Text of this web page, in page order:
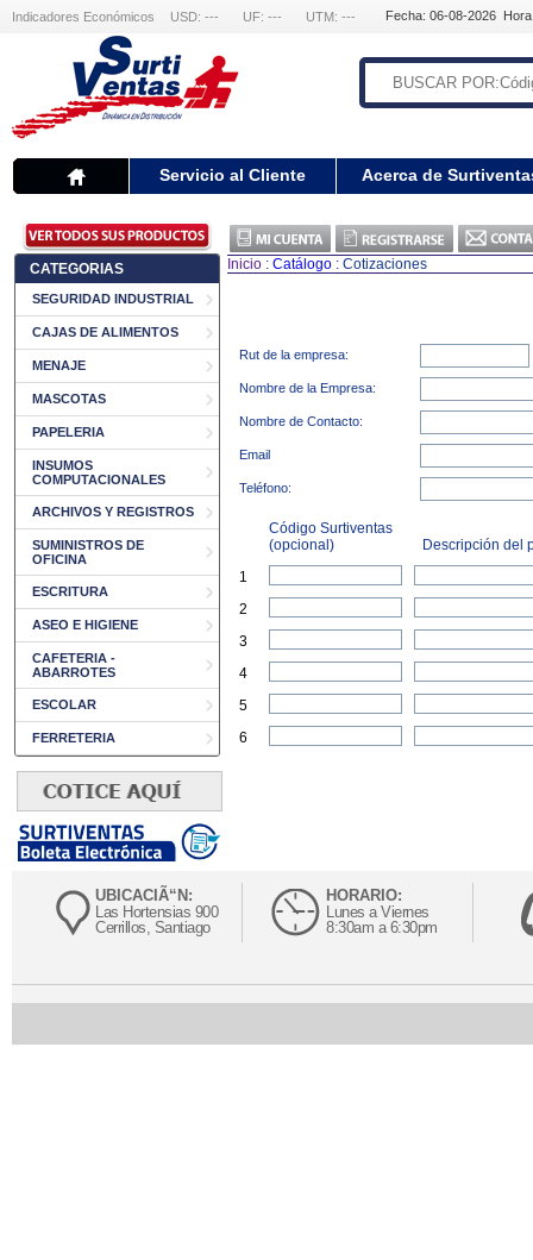
Indicadores Económicos USD: --- UF: --- UTM: --- Fecha: 06-08-2026
Servicio al Cliente Acerca de
CATEGORIAS
SEGURIDAD INDUSTRIAL
CAJAS DE ALIMENTOS
MENAJE
MASCOTAS
PAPELERIA
INSUMOS
COMPUTACIONALES
ARCHIVOS Y REGISTROS
SUMINISTROS DE
OFICINA
ESCRITURA
ASEO E HIGIENE
CAFETERIA -
ABARROTES
ESCOLAR
FERRETERIA
Inicio : Catálogo : Cotizaciones
Rut de la empresa:
Nombre de la Empresa:
Nombre de Contacto:
Email
Teléfono:
Código Surtiventas
(opcional)
Descripción del
1
2
3
4
5
6
UBICACIÃ“N:
Las Hortensias 900
Cerrillos, Santiago
HORARIO:
Lunes a Viernes
8:30am a 6:30pm